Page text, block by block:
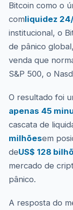
Bitcoin como o
comliquidez
institucional, o
de pânico
venda que
S&P 500, o
O resultado foi
apenas 45
cascata de
milhõesem
deUS$ 128
mercado de
pânico.
A resposta do